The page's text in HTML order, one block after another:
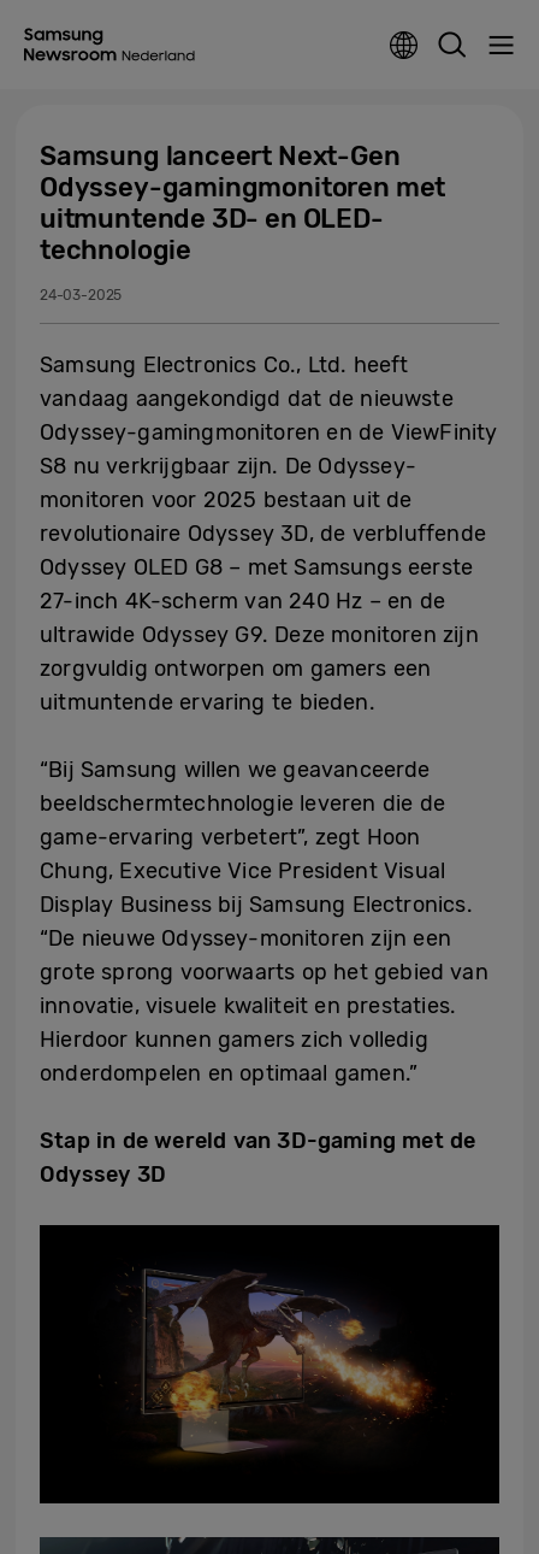
Samsung lanceert Next-Gen
Odyssey-gamingmonitoren met
uitmuntende 3D- en OLED-
technologie
24-03-2025
Samsung Electronics Co., Ltd. heeft
vandaag aangekondigd dat de nieuwste
Odyssey-gamingmonitoren en de ViewFinity
S8 nu verkrijgbaar zijn. De Odyssey-
monitoren voor 2025 bestaan uit de
revolutionaire Odyssey 3D, de verbluffende
Odyssey OLED G8 – met Samsungs eerste
27-inch 4K-scherm van 240 Hz – en de
ultrawide Odyssey G9. Deze monitoren zijn
zorgvuldig ontworpen om gamers een
uitmuntende ervaring te bieden.
“Bij Samsung willen we geavanceerde
beeldschermtechnologie leveren die de
game-ervaring verbetert”, zegt Hoon
Chung, Executive Vice President Visual
Display Business bij Samsung Electronics.
“De nieuwe Odyssey-monitoren zijn een
grote sprong voorwaarts op het gebied van
innovatie, visuele kwaliteit en prestaties.
Hierdoor kunnen gamers zich volledig
onderdompelen en optimaal gamen.”
Stap in de wereld van 3D-gaming met de
Odyssey 3D